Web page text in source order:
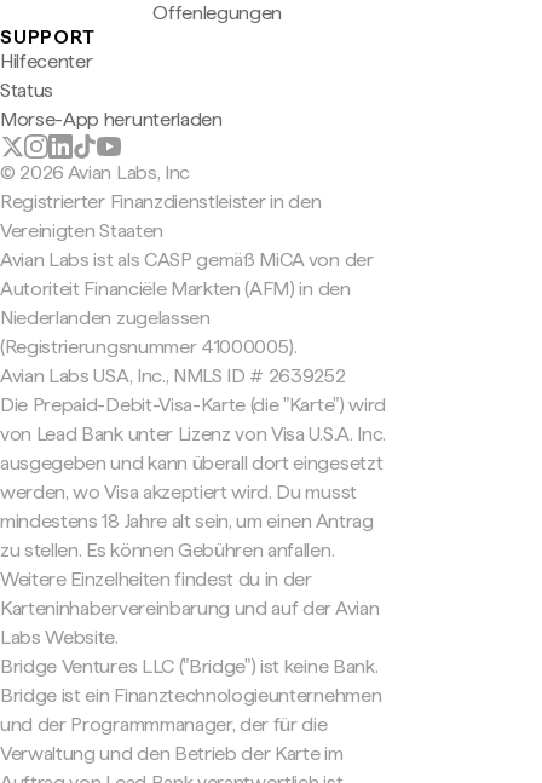
Offenlegungen
SUPPORT
Hilfecenter
Status
Morse-App herunterladen
© 2026 Avian Labs, Inc
Registrierter Finanzdienstleister in den
Vereinigten Staaten
Avian Labs ist als CASP gemäß MiCA von der
Autoriteit Financiële Markten (AFM) in den
Niederlanden zugelassen
(Registrierungsnummer 41000005).
Avian Labs USA, Inc., NMLS ID # 2639252
Die Prepaid-Debit-Visa-Karte (die "Karte") wird
von Lead Bank unter Lizenz von Visa U.S.A. Inc.
ausgegeben und kann überall dort eingesetzt
werden, wo Visa akzeptiert wird. Du musst
mindestens 18 Jahre alt sein, um einen Antrag
zu stellen. Es können Gebühren anfallen.
Weitere Einzelheiten findest du in der
Karteninhabervereinbarung und auf der Avian
Labs Website.
Bridge Ventures LLC ("Bridge") ist keine Bank.
Bridge ist ein Finanztechnologieunternehmen
und der Programmmanager, der für die
Verwaltung und den Betrieb der Karte im